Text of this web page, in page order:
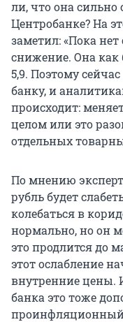
ли, что она сильно
Центробанке? На
заметил: «Пока
снижение. Она как
5,9. Поэтому
банку, и
происходит:
целом или это
отдельных
По мнению
рубль будет
колебаться в
нормально, но он
это продлится до
этот ослабление
внутренние цены.
банка это тоже